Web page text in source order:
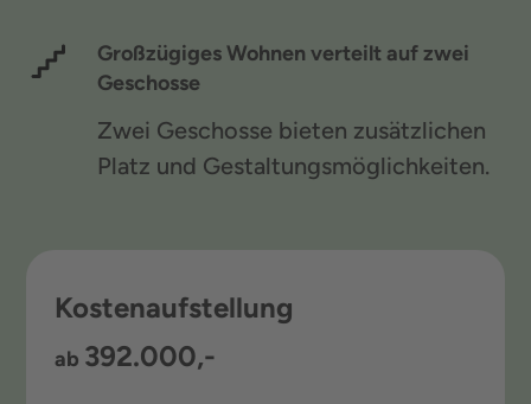
Großzügiges Wohnen verteilt auf zwei
Geschosse
Zwei Geschosse bieten zusätzlichen
Platz und Gestaltungsmöglichkeiten.
Kostenaufstellung
ab 392.000,-